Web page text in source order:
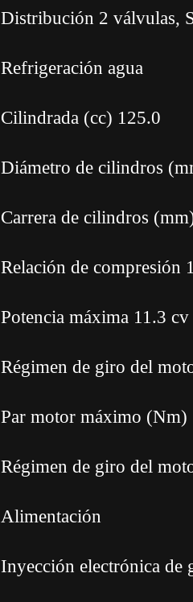
Distribución 2 válvulas,
Refrigeración agua
Cilindrada (cc) 125.0
Diámetro de cilindros
Carrera de cilindros
Relación de compresión
Potencia máxima 11.3 cv
Régimen de giro del
Par motor máximo (Nm)
Régimen de giro del
Alimentación
Inyección electrónica de